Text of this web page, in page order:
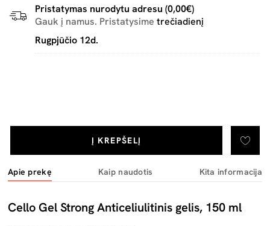
Į KREPŠELĮ
Pristatymas nurodytu adresu (0,00€)
Gauk į namus. Pristatysime trečiadienį
Rugpjūčio 12d.
Apie prekę Kaip naudotis Kita informacija
Cello Gel Strong Anticeliulitinis gelis, 150 ml